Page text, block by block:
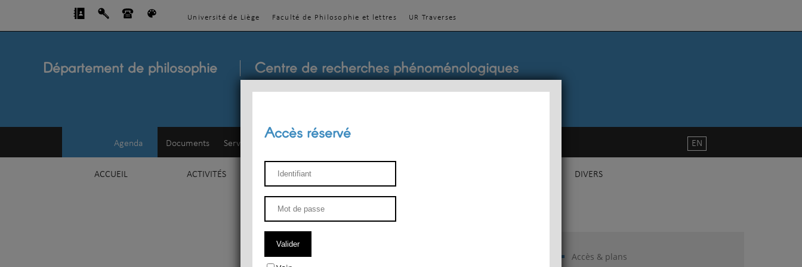
Université de Liège Faculté de Philosophie et lettres UR Traverses
Département de philosophie Centre de recherches phénoménologiques
Agenda Documents Service d'esthétique
ACCUEIL ACTIVITÉS ENSEIGNEMENT DIVERS
EN
Accès & plans
Accès réservé